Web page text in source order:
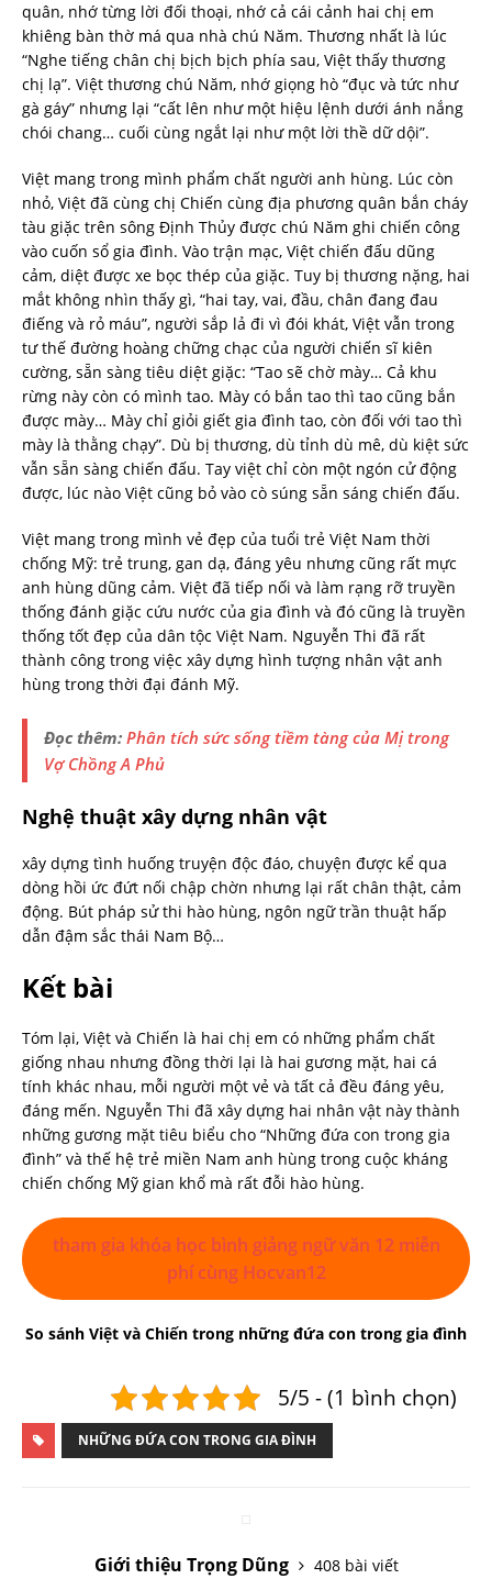
quân, nhớ từng lời đối thoại, nhớ cả cái cảnh hai chị em
khiêng bàn thờ má qua nhà chú Năm. Thương nhất là lúc
“Nghe tiếng chân chị bịch bịch phía sau, Việt thấy thương
chị lạ”. Việt thương chú Năm, nhớ giọng hò “đục và tức như
gà gáy” nhưng lại “cất lên như một hiệu lệnh dưới ánh nắng
chói chang… cuối cùng ngắt lại như một lời thề dữ dội”.
Việt mang trong mình phẩm chất người anh hùng. Lúc còn
nhỏ, Việt đã cùng chị Chiến cùng địa phương quân bắn cháy
tàu giặc trên sông Định Thủy được chú Năm ghi chiến công
vào cuốn sổ gia đình. Vào trận mạc, Việt chiến đấu dũng
cảm, diệt được xe bọc thép của giặc. Tuy bị thương nặng, hai
mắt không nhìn thấy gì, “hai tay, vai, đầu, chân đang đau
điếng và rỏ máu”, người sắp lả đi vì đói khát, Việt vẫn trong
tư thế đường hoàng chững chạc của người chiến sĩ kiên
cường, sẵn sàng tiêu diệt giặc: “Tao sẽ chờ mày… Cả khu
rừng này còn có mình tao. Mày có bắn tao thì tao cũng bắn
được mày… Mày chỉ giỏi giết gia đình tao, còn đối với tao thì
mày là thằng chạy”. Dù bị thương, dù tỉnh dù mê, dù kiệt sức
vẫn sẵn sàng chiến đấu. Tay việt chỉ còn một ngón cử động
được, lúc nào Việt cũng bỏ vào cò súng sẵn sáng chiến đấu.
Việt mang trong mình vẻ đẹp của tuổi trẻ Việt Nam thời
chống Mỹ: trẻ trung, gan dạ, đáng yêu nhưng cũng rất mực
anh hùng dũng cảm. Việt đã tiếp nối và làm rạng rỡ truyền
thống đánh giặc cứu nước của gia đình và đó cũng là truyền
thống tốt đẹp của dân tộc Việt Nam. Nguyễn Thi đã rất
thành công trong việc xây dựng hình tượng nhân vật anh
hùng trong thời đại đánh Mỹ.
Đọc thêm: Phân tích sức sống tiềm tàng của Mị trong
Vợ Chồng A Phủ
Nghệ thuật xây dựng nhân vật
xây dựng tình huống truyện độc đáo, chuyện được kể qua
dòng hồi ức đứt nối chập chờn nhưng lại rất chân thật, cảm
động. Bút pháp sử thi hào hùng, ngôn ngữ trần thuật hấp
dẫn đậm sắc thái Nam Bộ…
Kết bài
Tóm lại, Việt và Chiến là hai chị em có những phẩm chất
giống nhau nhưng đồng thời lại là hai gương mặt, hai cá
tính khác nhau, mỗi người một vẻ và tất cả đều đáng yêu,
đáng mến. Nguyễn Thi đã xây dựng hai nhân vật này thành
những gương mặt tiêu biểu cho “Những đứa con trong gia
đình” và thế hệ trẻ miền Nam anh hùng trong cuộc kháng
chiến chống Mỹ gian khổ mà rất đỗi hào hùng.
tham gia khóa học bình giảng ngữ văn 12 miễn
phí cùng Hocvan12
So sánh Việt và Chiến trong những đứa con trong gia đình
5/5 - (1 bình chọn)
NHỮNG ĐỨA CON TRONG GIA ĐÌNH
Giới thiệu Trọng Dũng 408 bài viết